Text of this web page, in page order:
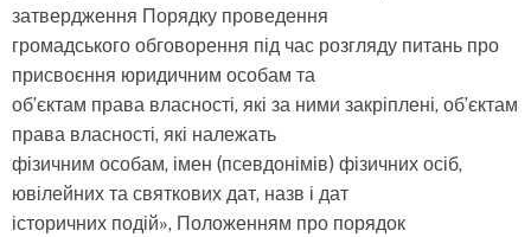
затвердження Порядку проведення
громадського обговорення під час розгляду питань про
присвоєння юридичним особам та
об’єктам права власності, які за ними закріплені, об’єктам
права власності, які належать
фізичним особам, імен (псевдонімів) фізичних осіб,
ювілейних та святкових дат, назв і дат
історичних подій», Положенням про порядок